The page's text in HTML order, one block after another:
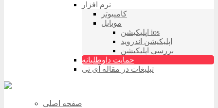
نرم افزار
کامپیوتر
موبایل
اپلیکیشن ios
اپلیکیشن اندروید
بررسی اپلیکیشن
حمایت داوطلبانه
تبلیغات در مقاله آی تی
صفحه اصلی